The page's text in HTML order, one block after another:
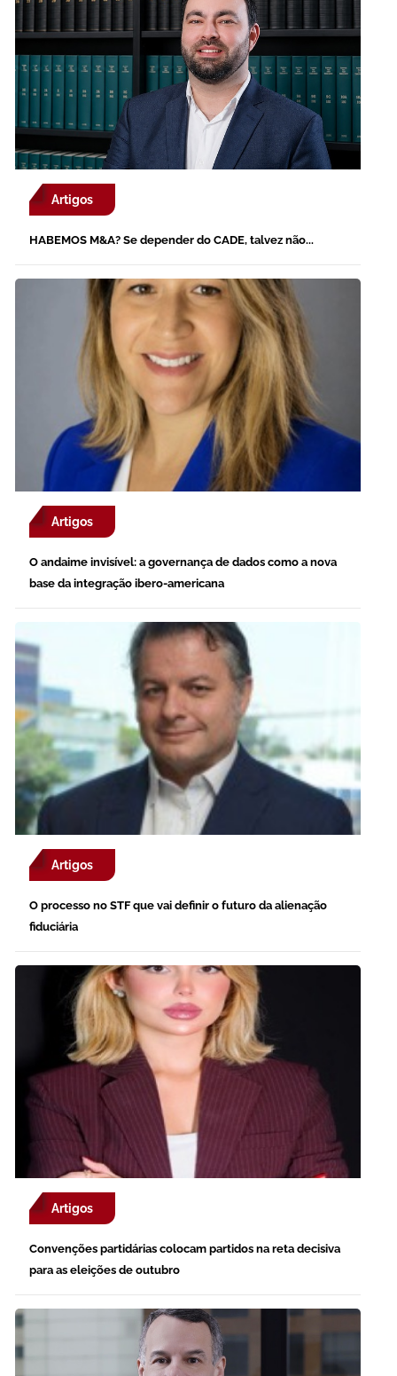
Artigos
HABEMOS M&A? Se depender do CADE, talvez não...
Artigos
O andaime invisível: a governança de dados como a nova
base da integração ibero-americana
Artigos
O processo no STF que vai definir o futuro da alienação
fiduciária
Artigos
Convenções partidárias colocam partidos na reta decisiva
para as eleições de outubro